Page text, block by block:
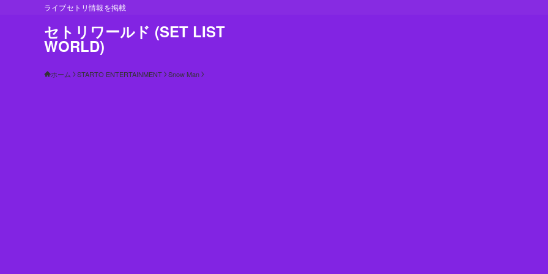
ライブセトリ情報を掲載
セトリワールド (SET LIST
WORLD)
ホーム STARTO ENTERTAINMENT Snow Man